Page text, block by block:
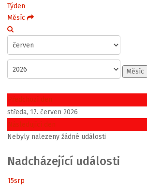
Týden
Měsíc
Měsíc
Předchozí den
středa, 17. červen 2026
Následující den
Nebyly nalezeny žádné události
Nadcházející události
15srp